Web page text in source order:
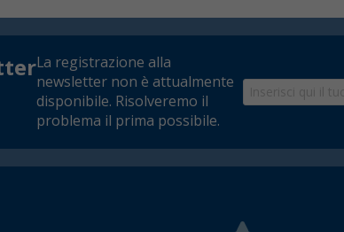
La registrazione alla
newsletter non è attualmente
disponibile. Risolveremo il
problema il prima possibile.